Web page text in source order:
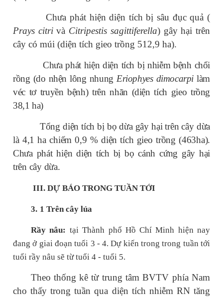
Chưa phát hiện diện tích bị sâu đục quả (
Prays citrivà Citripestis sagittiferella) gây hại trên
cây có múi (diện tích gieo trồng 512,9 ha).
Chưa phát hiện diện tích bị nhiễm bệnh chổi
rồng (do nhện lông nhung Eriophyes dimocarpilàm
véc tơ truyền bệnh) trên nhãn (diện tích gieo trồng
38,1 ha)
Tổng diện tích bị bọ dừa gây hại trên cây dừa
là 4,1 ha chiếm 0,9 % diện tích gieo trồng (463ha).
Chưa phát hiện diện tích bị bọ cánh cứng gây hại
trên cây dừa.
III. DỰ BÁO TRONG TUẦN TỚI
3. 1 Trên cây lúa
Rầy nâu: tại Thành phố Hồ Chí Minh hiện nay
đang ở giai đoạn tuổi 3 - 4. Dự kiến trong trong tuần tới
tuổi rầy nâu sẽ từ tuổi 4 - tuổi 5.
Theo thống kê từ trung tâm BVTV phía Nam
cho thấy trong tuần qua diện tích nhiễm RN tăng